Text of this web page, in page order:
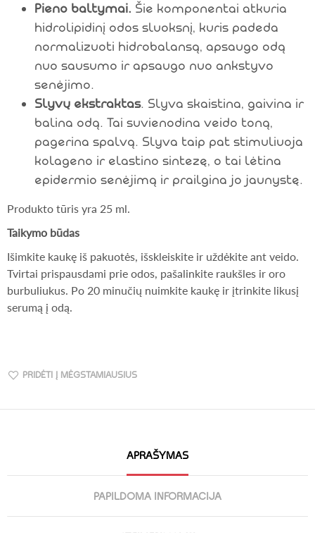
Pieno baltymai. Šie komponentai atkuria
hidrolipidinį odos sluoksnį, kuris padeda
normalizuoti hidrobalansą, apsaugo odą
nuo sausumo ir apsaugo nuo ankstyvo
senėjimo.
Slyvų ekstraktas. Slyva skaistina, gaivina ir
balina odą. Tai suvienodina veido toną,
pagerina spalvą. Slyva taip pat stimuliuoja
kolageno ir elastino sintezę, o tai lėtina
epidermio senėjimą ir prailgina jo jaunystę.
Produkto tūris yra 25 ml.
Taikymo būdas
Išimkite kaukę iš pakuotės, išskleiskite ir uždėkite ant veido.
Tvirtai prispausdami prie odos, pašalinkite raukšles ir oro
burbuliukus. Po 20 minučių nuimkite kaukę ir įtrinkite likusį
serumą į odą.
PRIDĖTI Į MĖGSTAMIAUSIUS
APRAŠYMAS
PAPILDOMA INFORMACIJA